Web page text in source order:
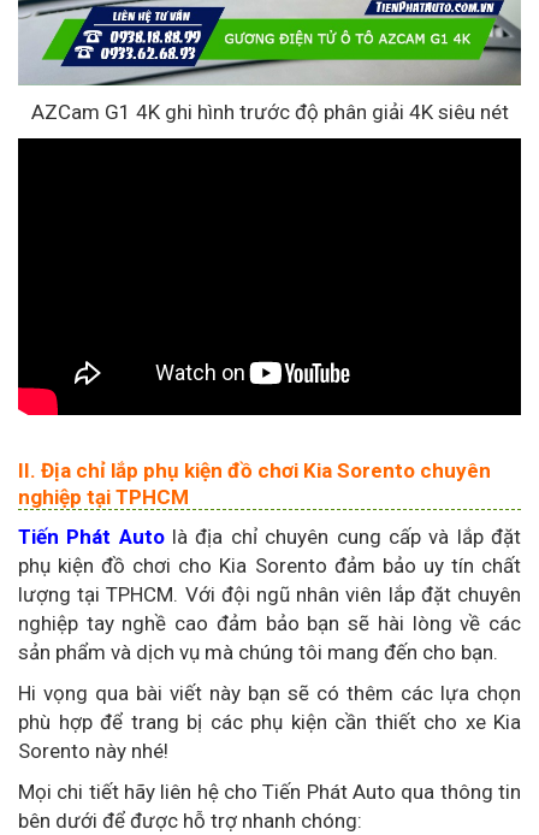
AZCam G1 4K ghi hình trước độ phân giải 4K siêu nét
II. Địa chỉ lắp phụ kiện đồ chơi Kia Sorento chuyên
nghiệp tại TPHCM
Tiến Phát Autolà địa chỉ chuyên cung cấp và lắp đặt
phụ kiện đồ chơi cho Kia Sorento đảm bảo uy tín chất
lượng tại TPHCM. Với đội ngũ nhân viên lắp đặt chuyên
nghiệp tay nghề cao đảm bảo bạn sẽ hài lòng về các
sản phẩm và dịch vụ mà chúng tôi mang đến cho bạn.
Hi vọng qua bài viết này bạn sẽ có thêm các lựa chọn
phù hợp để trang bị các phụ kiện cần thiết cho xe Kia
Sorento này nhé!
Mọi chi tiết hãy liên hệ cho Tiến Phát Auto qua thông tin
bên dưới để được hỗ trợ nhanh chóng: